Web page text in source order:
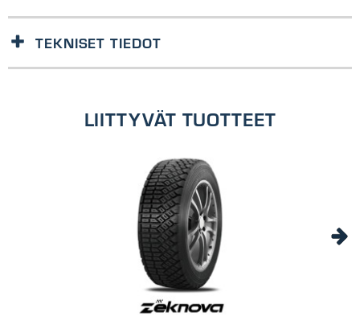
TEKNISET TIEDOT
LIITTYVÄT TUOTTEET